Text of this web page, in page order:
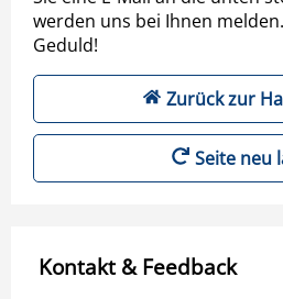
werden uns bei Ihnen
Geduld!
Zurück zur
Seite neu
Kontakt & Feedback